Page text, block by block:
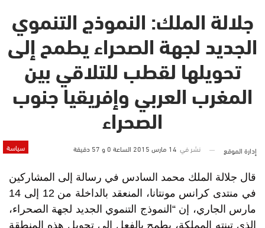
جلالة الملك: النموذج التنموي
الجديد لجهة الصحراء يطمح إلى
تحويلها لقطب للتلاقي بين
المغرب العربي وإفريقيا جنوب
الصحراء
سياسة إدارة الموقع نشر في 14 مارس 2015 الساعة 0 و 57 دقيقة
قال جلالة الملك محمد السادس في رسالة إلى المشاركين
في منتدى كرانس مونتانا، المنعقد بالداخلة من 12 إلى 14
مارس الجاري، إن “النموذج التنموي الجديد لجهة الصحراء،
الذي تبنته المملكة، يطمح بالفعل إلى تحويل هذه المنطقة